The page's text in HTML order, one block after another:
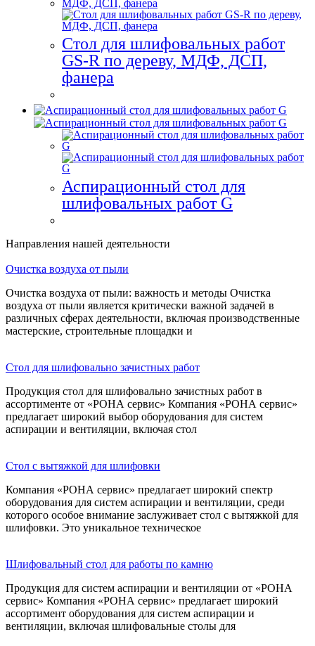
Стол для шлифовальных работ
GS-R по дереву, МДФ, ДСП,
фанера
Аспирационный стол для
шлифовальных работ G
Направления нашей деятельности
Очистка воздуха от пыли
Очистка воздуха от пыли: важность и методы Очистка
воздуха от пыли является критически важной задачей в
различных сферах деятельности, включая производственные
мастерские, строительные площадки и
Стол для шлифовально зачистных работ
Продукция стол для шлифовально зачистных работ в
ассортименте от «РОНА сервис» Компания «РОНА сервис»
предлагает широкий выбор оборудования для систем
аспирации и вентиляции, включая стол
Стол с вытяжкой для шлифовки
Компания «РОНА сервис» предлагает широкий спектр
оборудования для систем аспирации и вентиляции, среди
которого особое внимание заслуживает стол с вытяжкой для
шлифовки. Это уникальное техническое
Шлифовальный стол для работы по камню
Продукция для систем аспирации и вентиляции от «РОНА
сервис» Компания «РОНА сервис» предлагает широкий
ассортимент оборудования для систем аспирации и
вентиляции, включая шлифовальные столы для